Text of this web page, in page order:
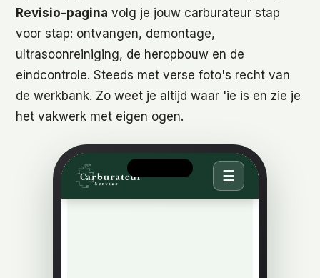
Revisio-pagina volg je jouw carburateur stap
voor stap: ontvangen, demontage,
ultrasoonreiniging, de heropbouw en de
eindcontrole. Steeds met verse foto's recht van
de werkbank. Zo weet je altijd waar 'ie is en zie je
het vakwerk met eigen ogen.